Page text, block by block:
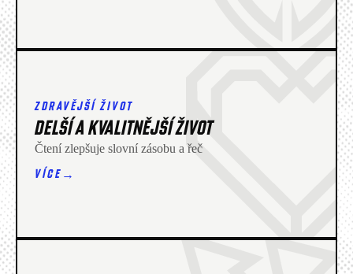
ZDRAVĚJŠÍ ŽIVOT
DELŠÍ A KVALITNĚJŠÍ ŽIVOT
Čtení zlepšuje slovní zásobu a řeč
VÍCE →